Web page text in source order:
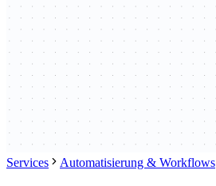
Services Automatisierung & Workflows